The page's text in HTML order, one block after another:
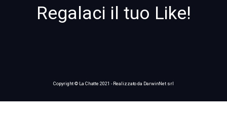
Regalaci il tuo Like!
Copyright © La Chatte 2021 - Realizzato da DarwinNet srl